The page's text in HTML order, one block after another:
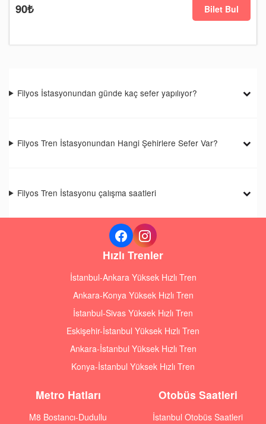
90₺ Bilet Bul
Filyos İstasyonundan günde kaç sefer yapılıyor?
Filyos Tren İstasyonundan Hangi Şehirlere Sefer Var?
Filyos Tren İstasyonu çalışma saatleri
Hızlı Trenler
İstanbul-Ankara Yüksek Hızlı Tren
Ankara-Konya Yüksek Hızlı Tren
İstanbul-Sivas Yüksek Hızlı Tren
Eskişehir-İstanbul Yüksek Hızlı Tren
Ankara-İstanbul Yüksek Hızlı Tren
Konya-İstanbul Yüksek Hızlı Tren
Metro Hatları
M8 Bostancı-Dudullu
Otobüs Saatleri
İstanbul Otobüs Saatleri